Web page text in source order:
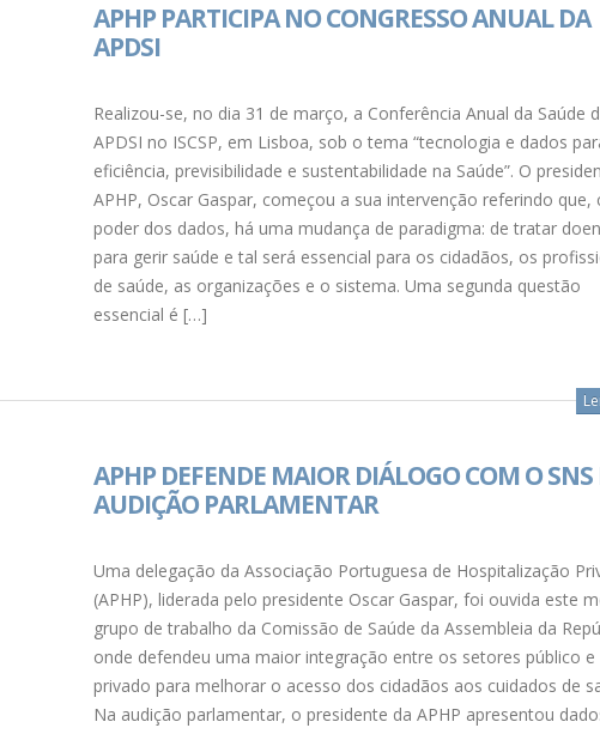
APHP PARTICIPA NO CONGRESSO ANUAL DA
APDSI
Realizou-se, no dia 31 de março, a Conferência Anual da Saúde
APDSI no ISCSP, em Lisboa, sob o tema “tecnologia e dados
eficiência, previsibilidade e sustentabilidade na Saúde”. O
APHP, Oscar Gaspar, começou a sua intervenção referindo que,
poder dos dados, há uma mudança de paradigma: de tratar
para gerir saúde e tal será essencial para os cidadãos, os
de saúde, as organizações e o sistema. Uma segunda questão
essencial é […]
APHP DEFENDE MAIOR DIÁLOGO COM O SNS
AUDIÇÃO PARLAMENTAR
Uma delegação da Associação Portuguesa de Hospitalização
(APHP), liderada pelo presidente Oscar Gaspar, foi ouvida este
grupo de trabalho da Comissão de Saúde da Assembleia da
onde defendeu uma maior integração entre os setores público e
privado para melhorar o acesso dos cidadãos aos cuidados de
Na audição parlamentar, o presidente da APHP apresentou